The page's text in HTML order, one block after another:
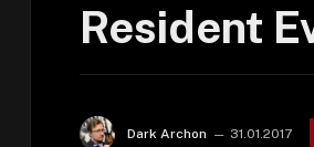
Resident
Dark Archon 31.01.2017